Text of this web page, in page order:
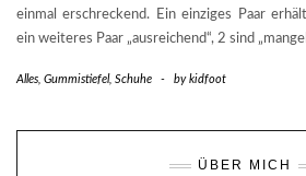
einmal erschreckend. Ein einziges Paar
ein weiteres Paar „ausreichend“, 2 sind
Alles, Gummistiefel, Schuhe - bykidfoot
ÜBER MICH